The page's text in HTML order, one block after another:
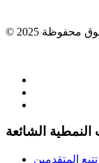
النمطية الشائعة
المتقدمين